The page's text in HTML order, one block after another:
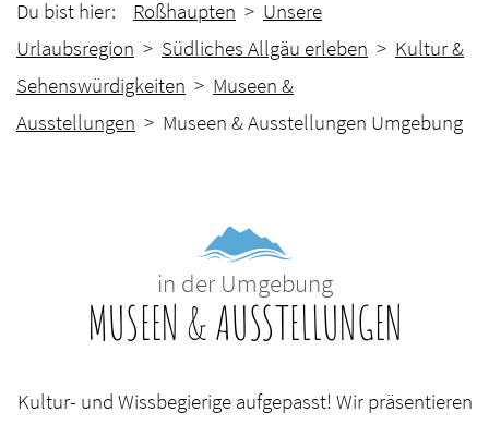
Du bist hier: Roßhaupten > Unsere
Urlaubsregion > Südliches Allgäu erleben > Kultur &
Sehenswürdigkeiten > Museen &
Ausstellungen > Museen & Ausstellungen Umgebung
in der Umgebung
MUSEEN & AUSSTELLUNGEN
Kultur- und Wissbegierige aufgepasst! Wir präsentieren